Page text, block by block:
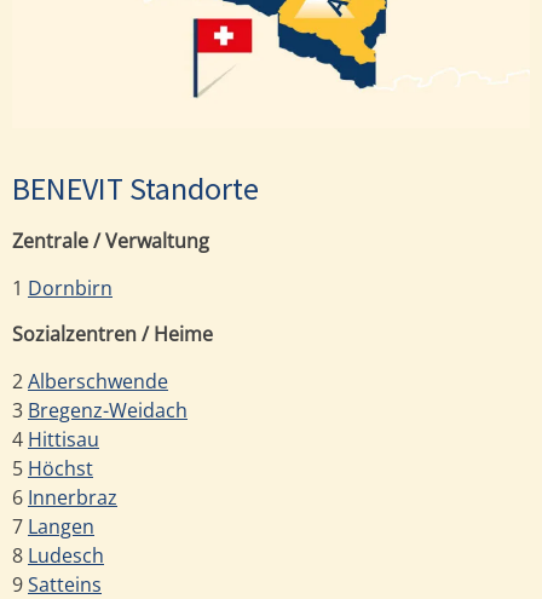
BENEVIT Standorte
Zentrale / Verwaltung
1 Dornbirn
Sozialzentren / Heime
2Alberschwende
3 Bregenz-Weidach
4 Hittisau
5 Höchst
6 Innerbraz
7 Langen
8 Ludesch
9Satteins